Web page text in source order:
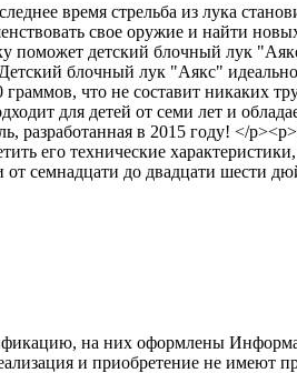
время стрельба из лука
свое оружие и найти
поможет детский блочный лук
блочный лук "Аякс"
что не составит никаких
для детей от семи лет и
разработанная в 2015 году! </
его технические
семнадцати до двадцати шести
на них оформлены
и приобретение не имеют